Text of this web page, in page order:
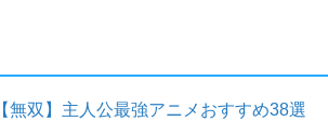
【無双】主人公最強アニメおすすめ38選